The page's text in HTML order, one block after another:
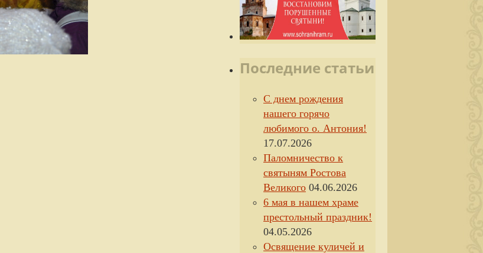
Последние статьи
С днем рождения
нашего горячо
любимого о. Антония!
17.07.2026
Паломничество к
святыням Ростова
Великого 04.06.2026
6 мая в нашем храме
престольный праздник!
04.05.2026
Освящение куличей и